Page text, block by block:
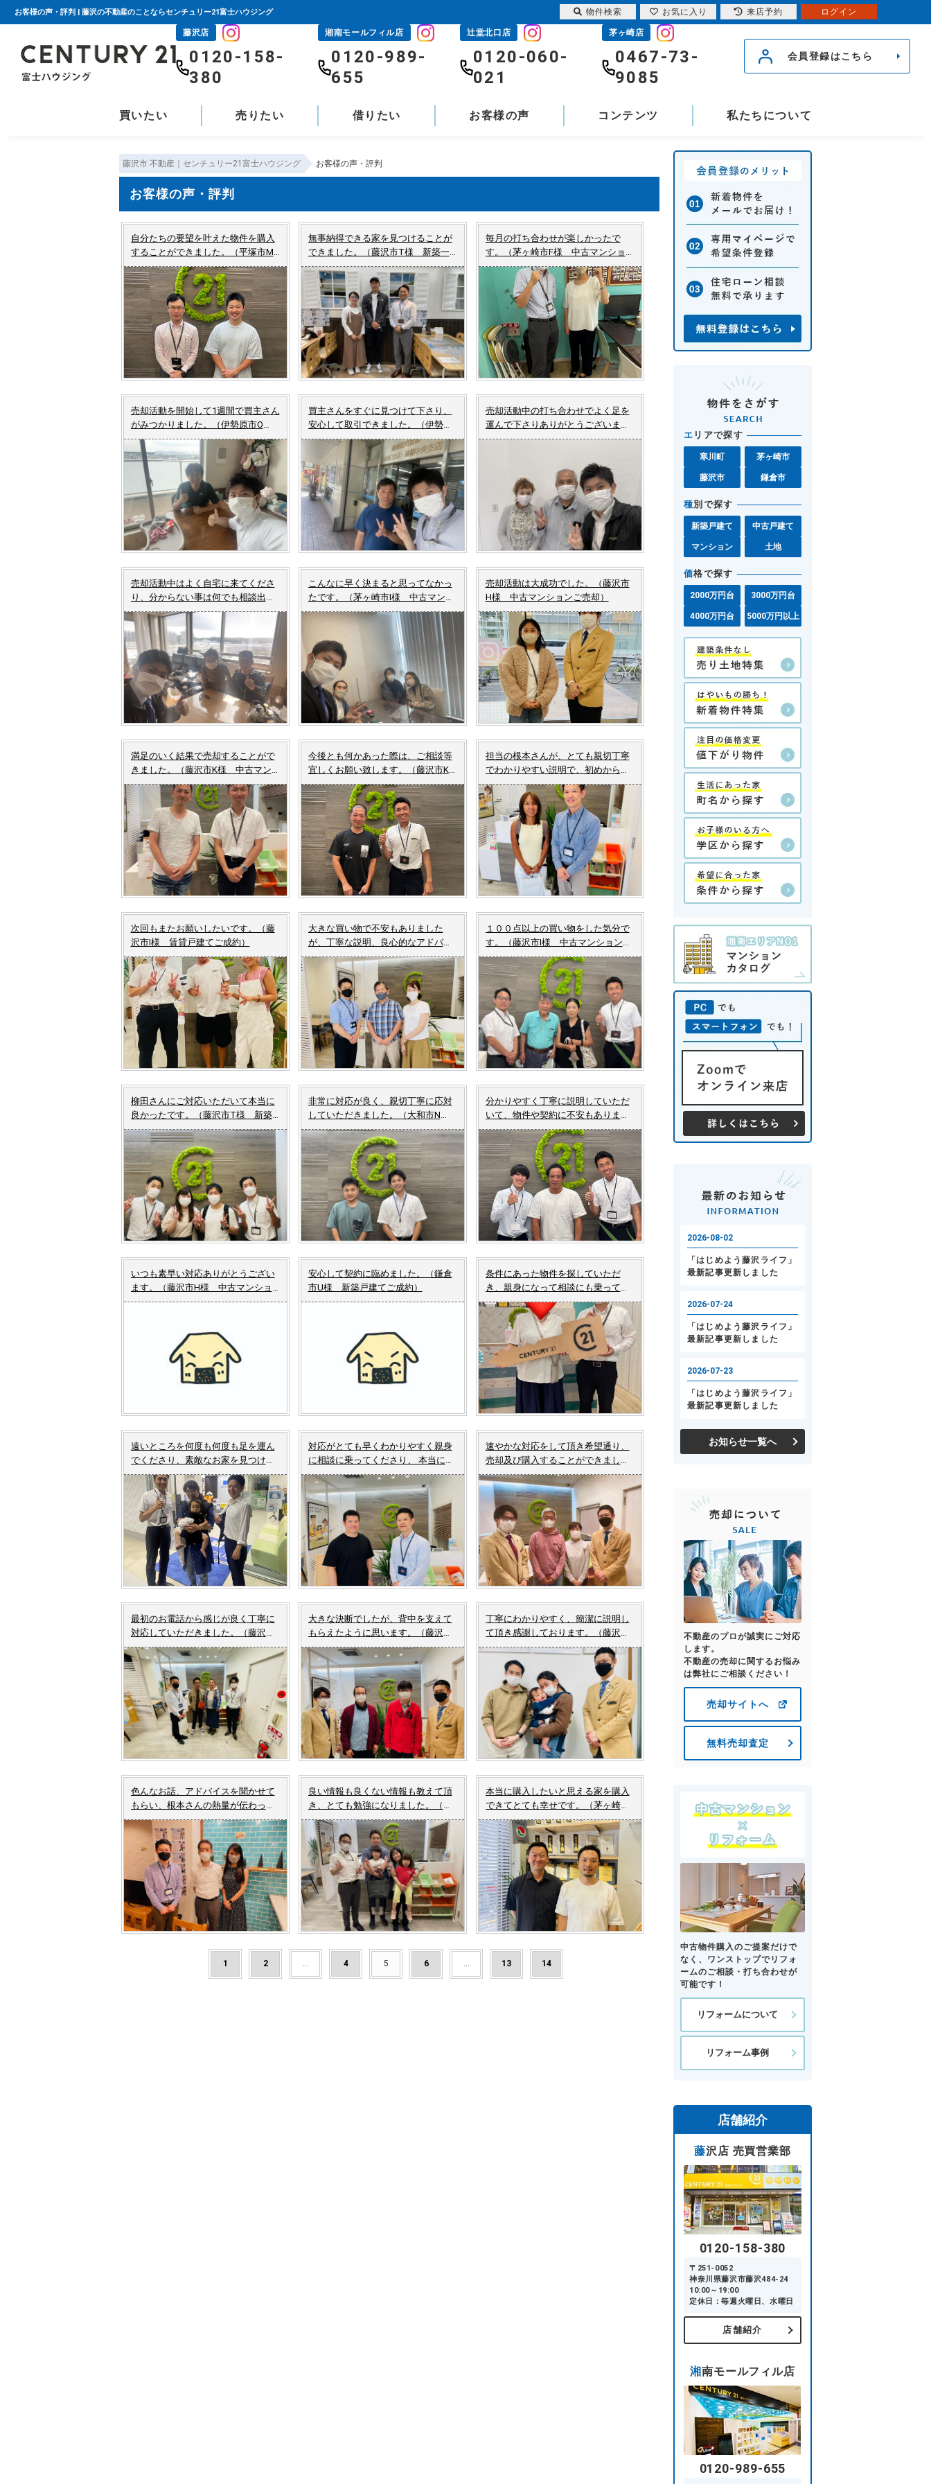
お客様の声・評判 | 藤沢の不動産のことならセンチュリー21富士ハウジング
藤沢店
0120-158-
380
湘南モールフィル店
0120-989-
655
辻堂北口店
0120-060-
021
茅ヶ崎店
0467-73-
9085
会員登録はこちら
買いたい 売りたい 借りたい お客様の声 コンテンツ 私たちについて
藤沢市 不動産｜センチュリー21富士ハウジング お客様の声・評判
お客様の声・評判
自分たちの要望を叶えた物件を購入
することができました。（平塚市M
様 新築一戸建てご成約）
無事納得できる家を見つけることが
できました。（藤沢市T様 新築一
戸建てご成約）
毎月の打ち合わせが楽しかったで
す。（茅ヶ崎市F様 中古マンション
ご売却）
売却活動を開始して1週間で買主さん
がみつかりました。（伊勢原市O
様 中古マンションご売却）
買主さんをすぐに見つけて下さり、
安心して取引できました。（伊勢原
市Y様 中古マンションご売却）
売却活動中の打ち合わせでよく足を
運んで下さりありがとうございまし
た。（伊勢原市K様 中古マンショ
売却活動中はよく自宅に来てくださ
り、分からない事は何でも相談出来
ました。（藤沢市T様 中古マンシ
ョンご売却）
こんなに早く決まると思ってなかっ
たです。（茅ヶ崎市I様 中古マンシ
ョンご売却）
売却活動は大成功でした。（藤沢市
H様 中古マンションご売却）
満足のいく結果で売却することがで
きました。（藤沢市K様 中古マン
ションご売却）
今後とも何かあった際は、ご相談等
宜しくお願い致します。（藤沢市K
様 中古マンションご成約）
担当の根本さんが、とても親切丁寧
でわかりやすい説明で、初めから好
印象でした。（藤沢市I様 中古戸建
てご成約）
次回もまたお願いしたいです。（藤
沢市I様 賃貸戸建てご成約）
大きな買い物で不安もありました
が、丁寧な説明、良心的なアドバイ
スをいただき安心感に変わりまし
た。（藤沢市U様 新築戸建てご成
１００点以上の買い物をした気分で
す。（藤沢市I様 中古マンションご
成約）
柳田さんにご対応いただいて本当に
良かったです。（藤沢市T様 新築
戸建てご成約）
非常に対応が良く、親切丁寧に応対
していただきました。（大和市N
様 土地ご成約）
分かりやすく丁寧に説明していただ
いて、物件や契約に不安もありませ
んでした。（横浜市戸塚区O様 中
古マンションご成約）
いつも素早い対応ありがとうござい
ます。（藤沢市H様 中古マンショ
ンご売却）
安心して契約に臨めました。（鎌倉
市U様 新築戸建てご成約）
条件にあった物件を探していただ
き、親身になって相談にも乗ってい
ただきました。（横浜市S様 中古
マンションご成約）
遠いところを何度も何度も足を運ん
でくださり、素敵なお家を見つける
ことができました。（町田市N様
新築戸建てご成約）
対応がとても早くわかりやすく親身
に相談に乗ってくださり、 本当に感
謝しております。（藤沢市H様 土
地ご成約）
速やかな対応をして頂き希望通り、
売却及び購入することができまし
た。（藤沢市K様 中古マンション
ご売却・ご成約）
最初のお電話から感じが良く丁寧に
対応していただきました。（藤沢市
M様 中古マンションご成約）
大きな決断でしたが、背中を支えて
もらえたように思います。（藤沢市
J様 中古マンションご成約）
丁寧にわかりやすく、簡潔に説明し
て頂き感謝しております。（藤沢市
M様 土地ご成約）
色んなお話、アドバイスを聞かせて
もらい、根本さんの熱量が伝わって
きました。（藤沢市T様 中古戸建
てご成約）
良い情報も良くない情報も教えて頂
き、とても勉強になりました。（藤
沢市T様 中古マンション ご成
約）
本当に購入したいと思える家を購入
できてとても幸せです。（茅ヶ崎市
T様 中古一戸建て ご成約）
1 2 ... 4 5 6 ... 13 14
エ リアで探す
寒川町 茅ヶ崎市
藤沢市 鎌倉市
種別で探す
新築戸建て 中古戸建て
マンション 土地
価格で探す
2000万円台 3000万円台
4000万円台 5000万円以上
お知らせ一覧へ
不動産のプロが誠実にご対応
します。
不動産の売却に関するお悩み
は弊社にご相談ください！
売却サイトへ
無料売却査定
中古物件購入のご提案だけで
なく、ワンストップでリフォ
ームのご相談・打ち合わせが
可能です！
リフォームについて
リフォーム事例
店舗紹介
藤沢店 売買営業部
0120-158-380
〒251-0052
神奈川県藤沢市藤沢484-24
10:00～19:00
定休日：毎週火曜日、水曜日
店舗紹介
湘南モールフィル店
0120-989-655
物件検索 お気に入り 来店予約 ログイン